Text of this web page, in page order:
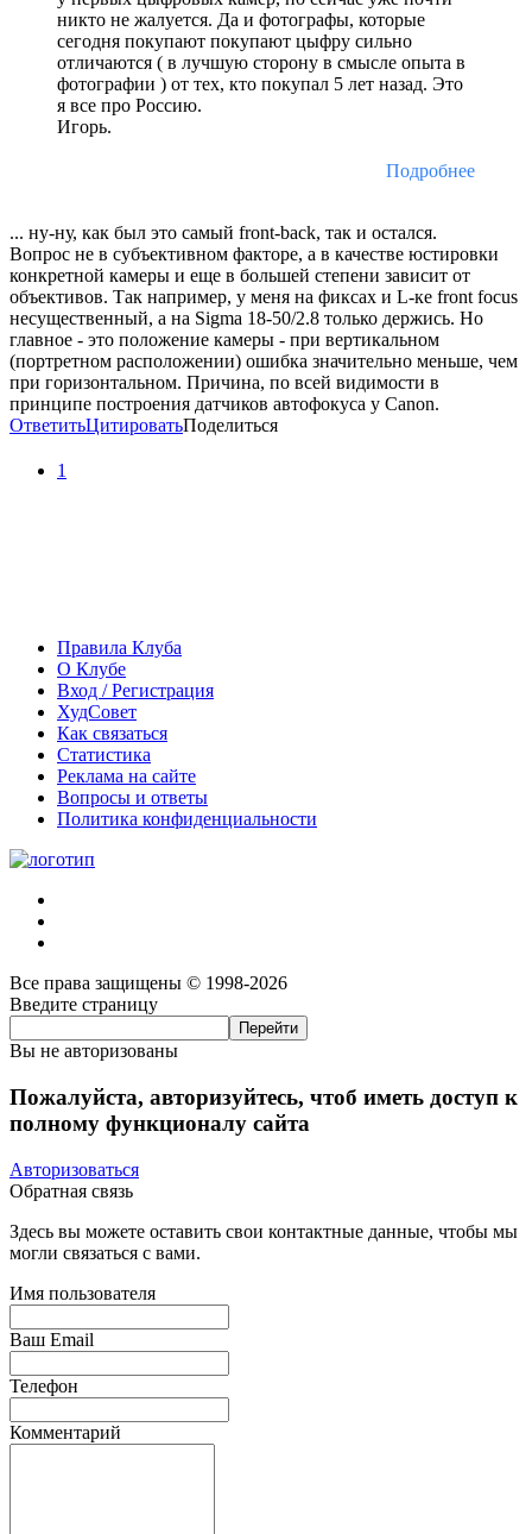
никто не жалуется. Да и фотографы, которые
сегодня покупают покупают цыфру сильно
отличаются ( в лучшую сторону в смысле опыта в
фотографии ) от тех, кто покупал 5 лет назад. Это
я все про Россию.
Игорь.
Подробнее
... ну-ну, как был это самый front-back, так и остался.
Вопрос не в субъективном факторе, а в качестве юстировки
конкретной камеры и еще в большей степени зависит от
объективов. Так например, у меня на фиксах и L-ке front focus
несущественный, а на Sigma 18-50/2.8 только держись. Но
главное - это положение камеры - при вертикальном
(портретном расположении) ошибка значительно меньше, чем
при горизонтальном. Причина, по всей видимости в
принципе построения датчиков автофокуса у Canon.
ОтветитьЦитироватьПоделиться
1
Правила Клуба
О Клубе
Вход / Регистрация
ХудСовет
Как связаться
Статистика
Реклама на сайте
Вопросы и ответы
Политика конфиденциальности
Все права защищены © 1998-2026
Введите страницу
Вы не авторизованы
Пожалуйста, авторизуйтесь, чтоб иметь доступ к
полному функционалу сайта
Авторизоваться
Обратная связь
Здесь вы можете оставить свои контактные данные, чтобы мы
могли связаться с вами.
Имя пользователя
Ваш Email
Телефон
Комментарий